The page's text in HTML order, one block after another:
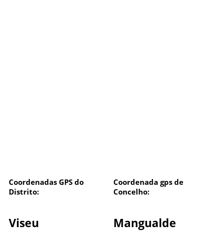
Coordenadas GPS do
Distrito:
Coordenada gps de
Concelho:
Viseu Mangualde